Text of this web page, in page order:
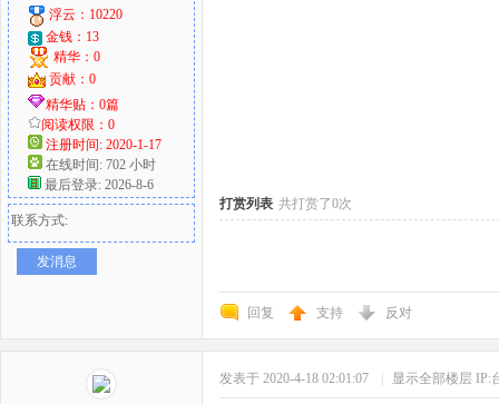
好
浮云：10220
金钱：13
精华：0
贡献：0
精华贴：0篇
阅读权限：0
注册时间: 2020-1-17
在线时间: 702 小时
最后登录: 2026-8-6
联系方式:
发消息
打赏列表 共打赏了0次
回复 支持 反对
发表于 2020-4-18 02:01:07 显示全部楼层 IP: